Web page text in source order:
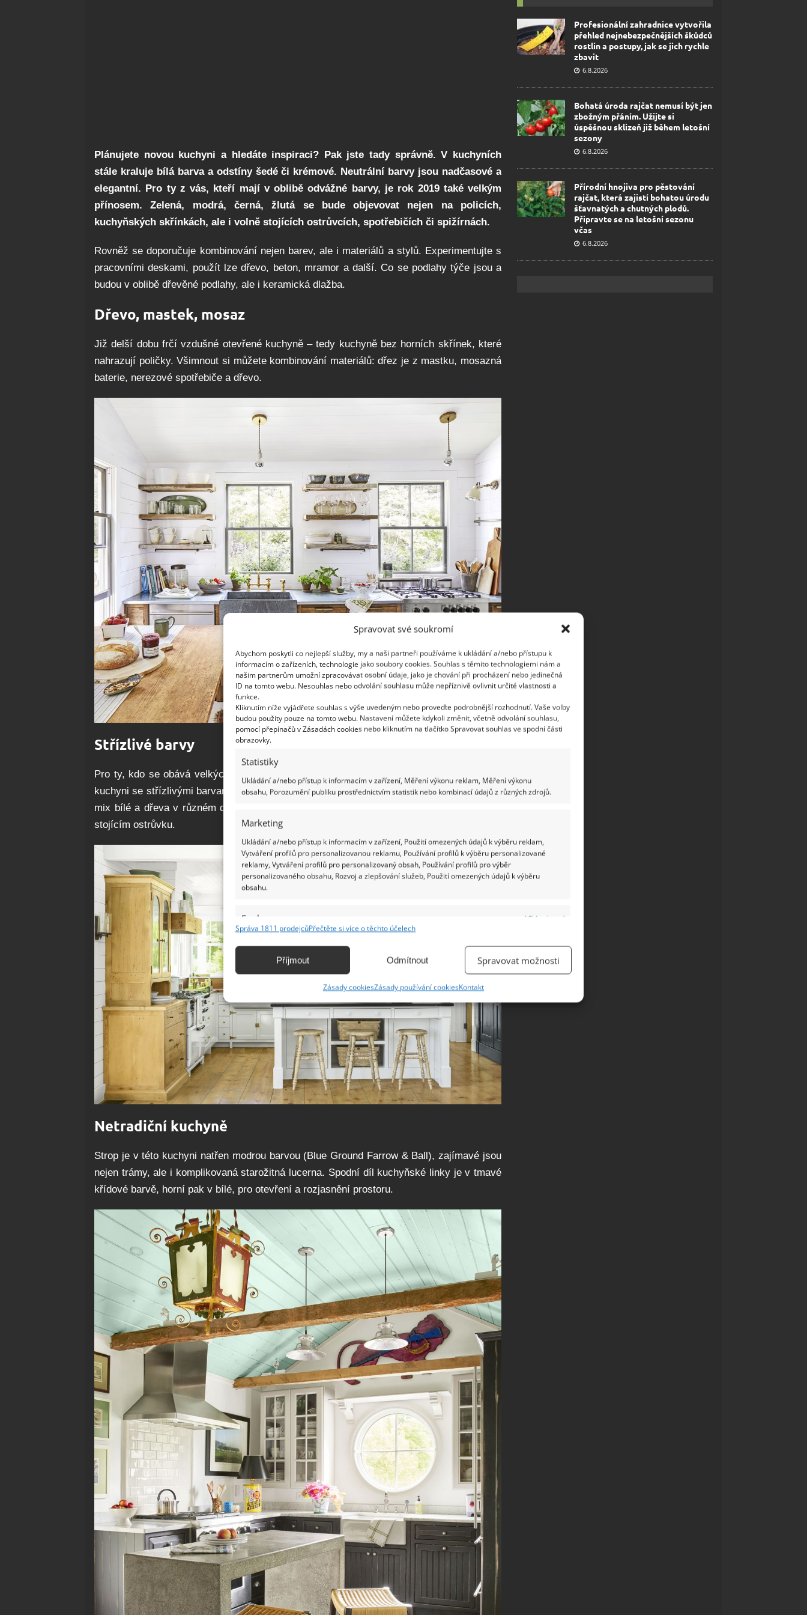
Spravovat své soukromí
Abychom poskytli co nejlepší služby, my a naši partneři používáme k ukládání a/nebo přístupu k
informacím o zařízeních, technologie jako soubory cookies. Souhlas s těmito technologiemi nám a
našim partnerům umožní zpracovávat osobní údaje, jako je chování při procházení nebo jedinečná
ID na tomto webu. Nesouhlas nebo odvolání souhlasu může nepříznivě ovlivnit určité vlastnosti a
funkce.
Kliknutím níže vyjádřete souhlas s výše uvedeným nebo proveďte podrobnější rozhodnutí. Vaše volby
budou použity pouze na tomto webu. Nastavení můžete kdykoli změnit, včetně odvolání souhlasu,
pomocí přepínačů v Zásadách cookies nebo kliknutím na tlačítko Spravovat souhlas ve spodní části
obrazovky.
Statistiky
Ukládání a/nebo přístup k informacím v zařízení, Měření výkonu reklam, Měření výkonu
obsahu, Porozumění publiku prostřednictvím statistik nebo kombinací údajů z různých zdrojů.
Marketing
Ukládání a/nebo přístup k informacím v zařízení, Použití omezených údajů k výběru reklam,
Vytváření profilů pro personalizovanou reklamu, Používání profilů k výběru personalizované
reklamy, Vytváření profilů pro personalizovaný obsah, Používání profilů pro výběr
personalizovaného obsahu, Rozvoj a zlepšování služeb, Použití omezených údajů k výběru
obsahu.
Funkce
Vždy aktivní
Identifikace zařízení na základě automaticky přenášených informací.
základě aktivně vyžádaných informací.
Zajištění bezpečnosti, předcházení a zjišťování podvodů a
odstraňování chyb, Poskytování a zobrazování reklamy a obsahu,
Ukládání a sdělování voleb ochrany osobních údajů.
Správa 1811 prodejcůPřečtěte si více o těchto účelech
Příjmout Odmítnout Spravovat možnosti
Zásady cookiesZásady používání cookiesKontakt
Plánujete novou kuchyni a hledáte inspiraci? Pak jste tady správně. V kuchyních
stále kraluje bílá barva a odstíny šedé či krémové. Neutrální barvy jsou nadčasové a
elegantní. Pro ty z vás, kteří mají v oblibě odvážné barvy, je rok 2019 také velkým
přínosem. Zelená, modrá, černá, žlutá se bude objevovat nejen na policích,
kuchyňských skřínkách, ale i volně stojících ostrůvcích, spotřebičích či spižírnách.
Rovněž se doporučuje kombinování nejen barev, ale i materiálů a stylů. Experimentujte s
pracovními deskami, použít lze dřevo, beton, mramor a další. Co se podlahy týče jsou a
budou v oblibě dřevěné podlahy, ale i keramická dlažba.
Dřevo, mastek, mosaz
Již delší dobu frčí vzdušné otevřené kuchyně – tedy kuchyně bez horních skřínek, které
nahrazují poličky. Všimnout si můžete kombinování materiálů: dřez je z mastku, mosazná
baterie, nerezové spotřebiče a dřevo.
Střízlivé barvy
Pro ty, kdo se obává velkých změn v barvách, připravila designérka Cathy Champanová
kuchyni se střízlivými barvami. Pro strop i stěny vybrala bílé obložení, kuchyňská linka je
mix bílé a dřeva v různém designu, nechybí mosazné úchytky a černý mramor na volně
stojícím ostrůvku.
Netradiční kuchyně
Strop je v této kuchyni natřen modrou barvou (Blue Ground Farrow & Ball), zajímavé jsou
nejen trámy, ale i komplikovaná starožitná lucerna. Spodní díl kuchyňské linky je v tmavé
křídové barvě, horní pak v bílé, pro otevření a rozjasnění prostoru.
Profesionální zahradnice vytvořila
přehled nejnebezpečnějších škůdců
rostlin a postupy, jak se jich rychle
zbavit
6.8.2026
Bohatá úroda rajčat nemusí být jen
zbožným přáním. Užijte si
úspěšnou sklizeň již během letošní
sezony
6.8.2026
Přírodní hnojiva pro pěstování
rajčat, která zajistí bohatou úrodu
šťavnatých a chutných plodů.
Připravte se na letošní sezonu
včas
6.8.2026